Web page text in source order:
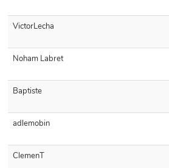
VictorLecha
Noham Labret
Baptiste
adlemobin
ClemenT